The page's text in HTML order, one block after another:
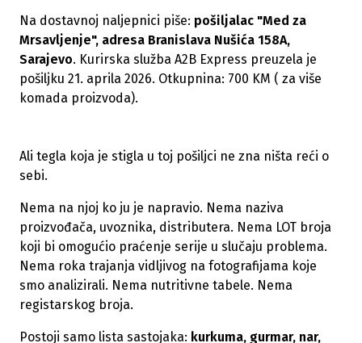
Na dostavnoj naljepnici piše: pošiljalac "Med za
Mrsavljenje", adresa Branislava Nušića 158A,
Sarajevo. Kurirska služba A2B Express preuzela je
pošiljku 21. aprila 2026. Otkupnina: 700 KM ( za više
komada proizvoda).
Ali tegla koja je stigla u toj pošiljci ne zna ništa reći o
sebi.
Nema na njoj ko ju je napravio. Nema naziva
proizvođača, uvoznika, distributera. Nema LOT broja
koji bi omogućio praćenje serije u slučaju problema.
Nema roka trajanja vidljivog na fotografijama koje
smo analizirali. Nema nutritivne tabele. Nema
registarskog broja.
Postoji samo lista sastojaka: kurkuma, gurmar, nar,